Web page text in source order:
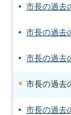
市長の過去
市長の過去
市長の過去
市長の過去
市長の過去